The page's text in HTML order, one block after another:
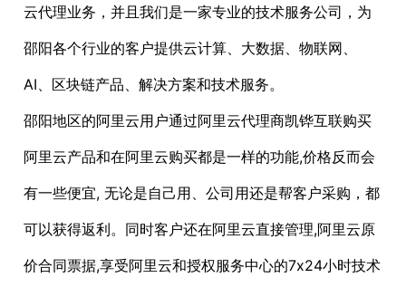
云代理业务，并且我们是一家专业的技术服务公司，为
邵阳各个行业的客户提供云计算、大数据、物联网、
AI、区块链产品、解决方案和技术服务。
邵阳地区的阿里云用户通过阿里云代理商凯铧互联购买
阿里云产品和在阿里云购买都是一样的功能,价格反而会
有一些便宜, 无论是自己用、公司用还是帮客户采购，都
可以获得返利。同时客户还在阿里云直接管理,阿里云原
价合同票据,享受阿里云和授权服务中心的7x24小时技术